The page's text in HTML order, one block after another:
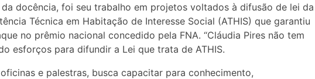
da docência, foi seu trabalho em projetos voltados à difusão de lei da
Técnica em Habitação de Interesse Social (ATHIS) que garantiu
no prêmio nacional concedido pela FNA. “Cláudia Pires não tem
esforços para difundir a Lei que trata de ATHIS.
e palestras, busca capacitar para conhecimento,